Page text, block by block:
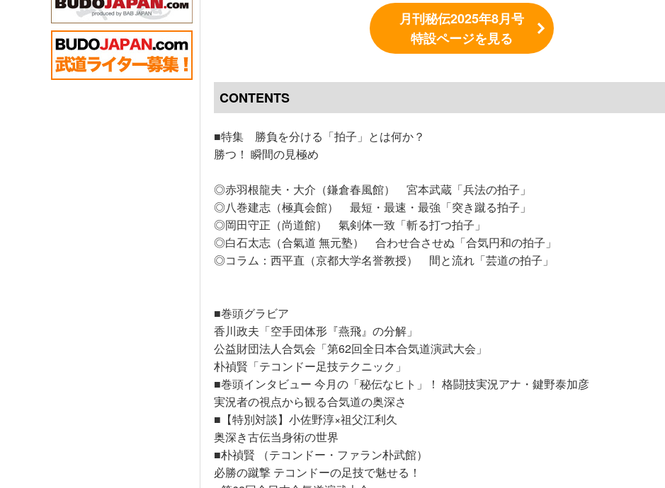
月刊秘伝2025年8月号
特設ページを見る
CONTENTS
■特集 勝負を分ける「拍子」とは何か？
勝つ！ 瞬間の見極め
◎赤羽根龍夫・大介（鎌倉春風館） 宮本武蔵「兵法の拍子」
◎八巻建志（極真会館） 最短・最速・最強「突き蹴る拍子」
◎岡田守正（尚道館） 氣剣体一致「斬る打つ拍子」
◎白石太志（合氣道 無元塾） 合わせ合させぬ「合気円和の拍子」
◎コラム：西平直（京都大学名誉教授） 間と流れ「芸道の拍子」
■巻頭グラビア
香川政夫「空手団体形『燕飛』の分解」
公益財団法人合気会「第62回全日本合気道演武大会」
朴禎賢「テコンドー足技テクニック」
■巻頭インタビュー 今月の「秘伝なヒト」！ 格闘技実況アナ・鍵野泰加彦
実況者の視点から観る合気道の奥深さ
■【特別対談】小佐野淳×祖父江利久
奥深き古伝当身術の世界
■朴禎賢 （テコンドー・ファラン朴武館）
必勝の蹴撃 テコンドーの足技で魅せる！